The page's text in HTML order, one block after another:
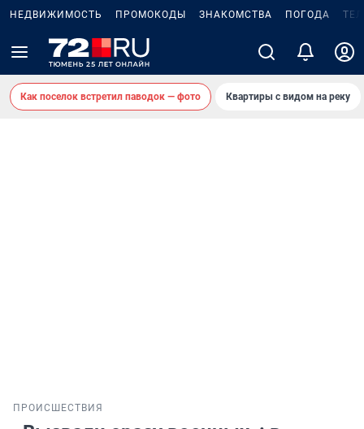
НЕДВИЖИМОСТЬ ПРОМОКОДЫ ЗНАКОМСТВА ПОГОДА
Как поселок встретил паводок — фото Квартиры с видом на реку
ПРОИСШЕСТВИЯ